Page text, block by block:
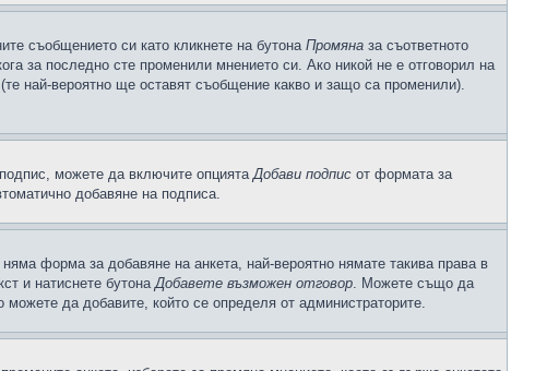
съобщението си като кликнете на бутона Промяна за съответното
за последно сте променили мнението си. Ако никой не е отговорил на
най-вероятно ще оставят съобщение какво и защо са променили).
можете да включите опциятаДобави подпис от формата за
добавяне на подписа.
форма за добавяне на анкета, най-вероятно нямате такива права в
и натиснете бутонаДобавете възможен отговор. Можете също да
да добавите, който се определя от администраторите.